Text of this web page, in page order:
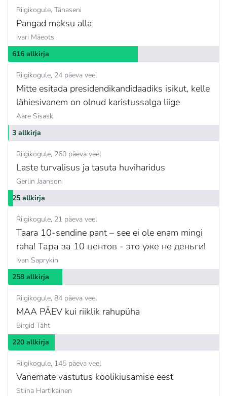
Riigikogule Tänaseni
Pangad maksu alla
Ivari Mäeots
616 allkirja
Riigikogule 24 päeva veel
Mitte esitada presidendikandidaadiks isikut, kelle
lähiesivanem on olnud karistussalga liige
Aare Sisask
3 allkirja
Riigikogule 260 päeva veel
Laste turvalisus ja tasuta huviharidus
Gerlin Jaanson
25 allkirja
Riigikogule 21 päeva veel
Taara 10-sendine pant – see ei ole enam mingi
raha! Тара за 10 центов - это уже не деньги!
Ivan Saprykin
258 allkirja
Riigikogule 84 päeva veel
MAA PÄEV kui riiklik rahupüha
Birgid Täht
220 allkirja
Riigikogule 145 päeva veel
Vanemate vastutus koolikiusamise eest
Stiina Hartikainen